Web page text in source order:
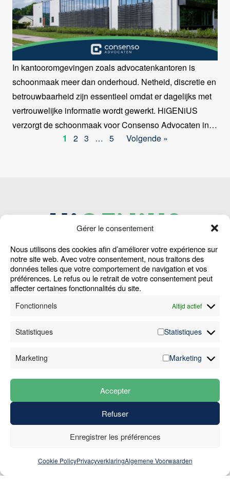
Gérer le consentement
Nous utilisons des cookies afin d’améliorer votre expérience sur
notre site web. Avec votre consentement, nous traitons des
données telles que votre comportement de navigation et vos
préférences. Le refus ou le retrait de votre consentement peut
affecter certaines fonctionnalités du site.
Fonctionnels Altijd actief
Statistiques Statistiques
Marketing Marketing
Accepter
Refuser
Enregistrer les préférences
Cookie PolicyPrivacyverklaringAlgemene Voorwaarden
In kantooromgevingen zoals advocatenkantoren is
schoonmaak meer dan onderhoud. Netheid, discretie en
betrouwbaarheid zijn essentieel omdat er dagelijks met
vertrouwelijke informatie wordt gewerkt. HiGENiUS
verzorgt de schoonmaak voor Consenso Advocaten in
Genk, met een aanpak die afgestemd is op een
1 2 3 … 5 Volgende »
Home
Machines
Diensten
Over ons
Waar zijn we actief
Jobs
FAQ
Cookie Policy
Alg. Voorwaarden
Klokkenluiders­